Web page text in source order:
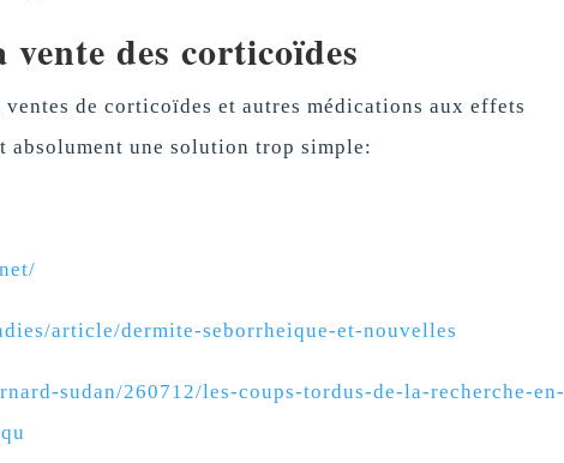
vente des corticoïdes
de corticoïdes et autres médications aux effets
absolument une solution trop simple:
article/dermite-seborrheique-et-nouvelles
sudan/260712/les-coups-tordus-de-la-recherche-en-